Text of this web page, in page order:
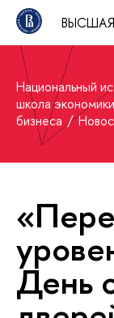
Национальный
школа
бизнеса
День